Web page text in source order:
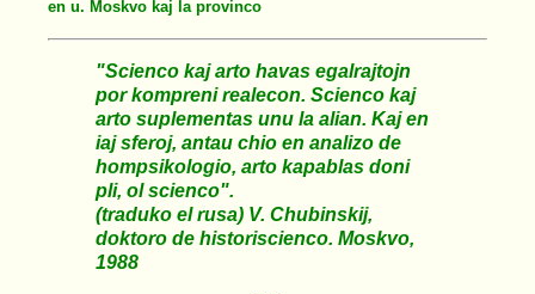
en u. Moskvo kaj la provinco
"Scienco kaj arto havas egalrajtojn
por kompreni realecon. Scienco kaj
arto suplementas unu la alian. Kaj en
iaj sferoj, antau chio en analizo de
hompsikologio, arto kapablas doni
pli, ol scienco".
(traduko el rusa) V. Chubinskij,
doktoro de historiscienco. Moskvo,
1988